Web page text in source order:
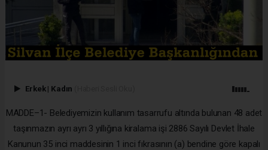
Erkek | Kadın
MADDE–1- Belediyemizin kullanım tasarrufu altında bulunan 48 adet
taşınmazın ayrı ayrı 3 yıllığına kiralama işi 2886 Sayılı Devlet İhale
Kanunun 35 inci maddesinin 1 inci fıkrasının (a) bendine göre kapalı